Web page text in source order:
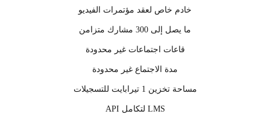
خادم خاص لعقد مؤتمرات الفيديو
ما يصل إلى 300 مشارك متزامن
قاعات اجتماعات غير محدودة
مدة الاجتماع غير محدودة
مساحة تخزين 1 تيرابايت للتسجيلات
API لتكامل LMS